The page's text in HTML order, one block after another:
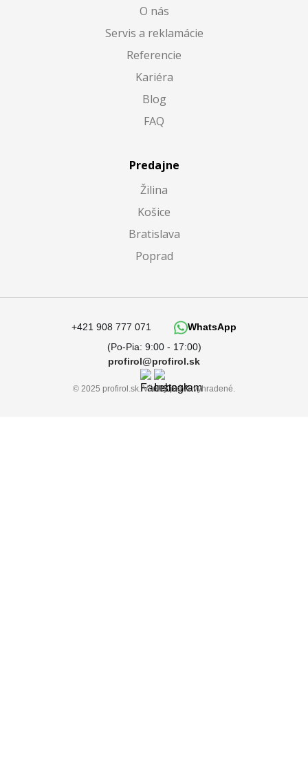
O nás
Servis a reklamácie
Referencie
Kariéra
Blog
FAQ
Predajne
Žilina
Košice
Bratislava
Poprad
© 2025 profirol.sk. Všetky práva vyhradené.
+421 908 777 071
(Po-Pia: 9:00 - 17:00)
WhatsApp
profirol@profirol.sk